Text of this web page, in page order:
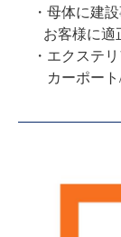
・母体に建設
・エクステリ
カーポート/